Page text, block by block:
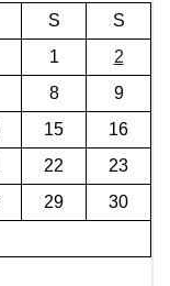
S
S
1
2
8
9
15
16
22
23
29
30